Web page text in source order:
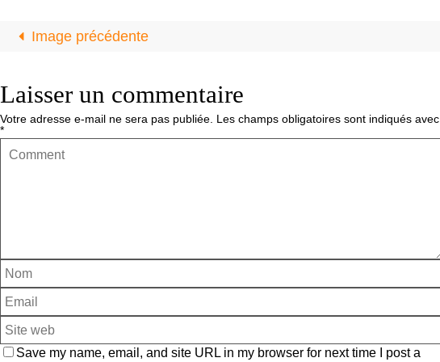
Image précédente
Laisser un commentaire
Votre adresse e-mail ne sera pas publiée. Les champs obligatoires sont indiqués avec
*
Save my name, email, and site URL in my browser for next time I post a